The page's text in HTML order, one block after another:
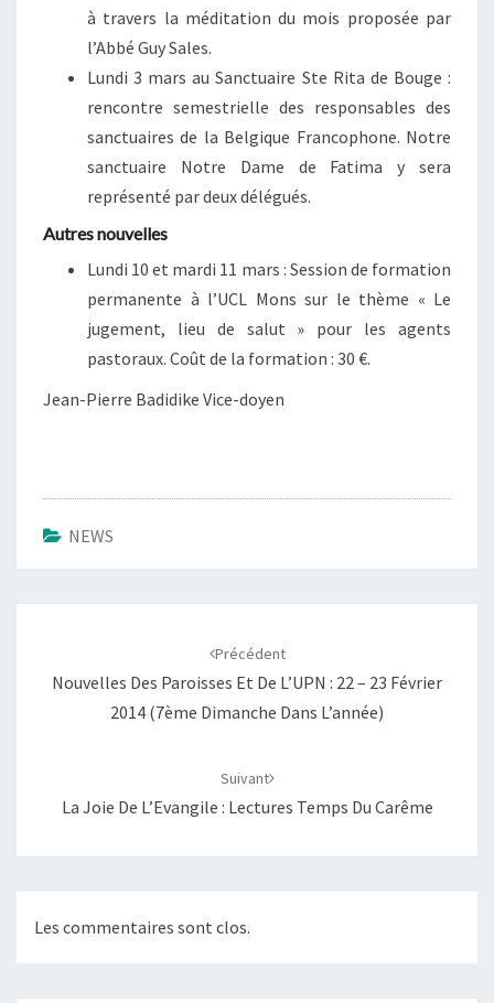
à travers la méditation du mois proposée par
l’Abbé Guy Sales.
Lundi 3 mars au Sanctuaire Ste Rita de Bouge :
rencontre semestrielle des responsables des
sanctuaires de la Belgique Francophone. Notre
sanctuaire Notre Dame de Fatima y sera
représenté par deux délégués.
Autres nouvelles
Lundi 10 et mardi 11 mars : Session de formation
permanente à l’UCL Mons sur le thème « Le
jugement, lieu de salut » pour les agents
pastoraux. Coût de la formation : 30 €.
Jean-Pierre Badidike Vice-doyen
NEWS
Précédent
Nouvelles Des Paroisses Et De L’UPN : 22 – 23 Février
2014 (7ème Dimanche Dans L’année)
Suivant
La Joie De L’Evangile : Lectures Temps Du Carême
Les commentaires sont clos.